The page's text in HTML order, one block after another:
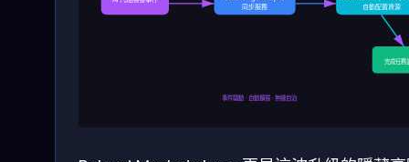
同步服務
自動配置資源
完成任務
事件驅動 · 自動擴展 · 無縫自治